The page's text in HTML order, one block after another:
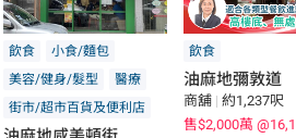
飲食
小食/麵包
美容/健身/髮型
醫療
街市/超市百貨及便利店
飲食
油麻地彌敦道
商舖 | 約1,237呎
售$2,000萬